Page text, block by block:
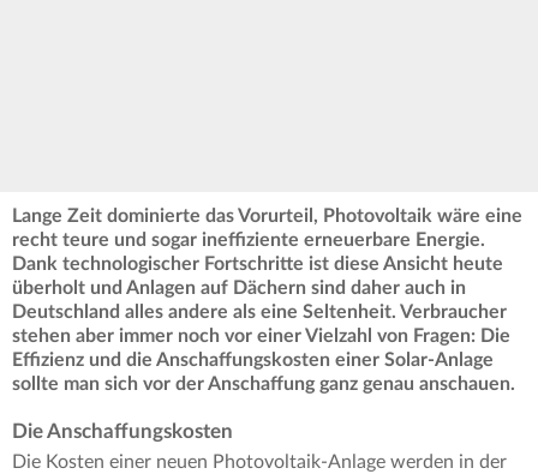
Lange Zeit dominierte das Vorurteil, Photovoltaik wäre eine
recht teure und sogar ineffiziente erneuerbare Energie.
Dank technologischer Fortschritte ist diese Ansicht heute
überholt und Anlagen auf Dächern sind daher auch in
Deutschland alles andere als eine Seltenheit. Verbraucher
stehen aber immer noch vor einer Vielzahl von Fragen: Die
Effizienz und die Anschaffungskosten einer Solar-Anlage
sollte man sich vor der Anschaffung ganz genau anschauen.
Die Anschaffungskosten
Die Kosten einer neuen Photovoltaik-Anlage werden in der